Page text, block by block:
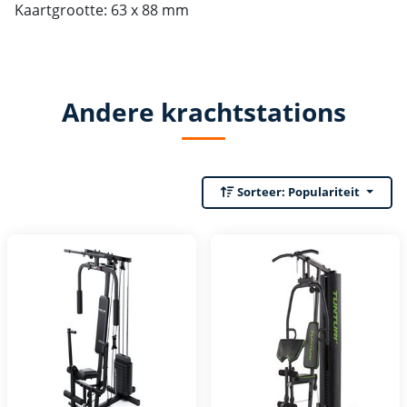
Kaartgrootte: 63 x 88 mm
Andere krachtstations
Sorteer: Populariteit